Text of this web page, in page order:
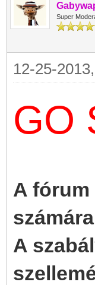
Super
12-25-
GO
A fórum
A